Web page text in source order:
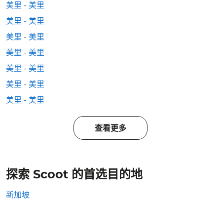
美里 - 美里
美里 - 美里
美里 - 美里
美里 - 美里
美里 - 美里
美里 - 美里
美里 - 美里
查看更多
探索 Scoot 的首选目的地
新加坡